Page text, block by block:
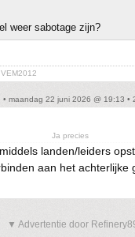
weer sabotage zijn?
• maandag 22 juni 2026 @ 19:13 •
Ja precies
landen/leiders
aan het achterlijke
▼ Advertentie door